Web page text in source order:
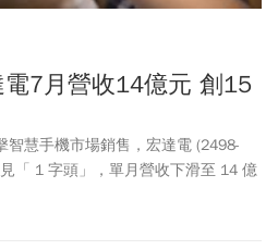
7月營收14億元 創15
智慧手機市場銷售，宏達電 (2498-
「 1 字頭」，單月營收下滑至 14 億
，寫下 2003 年 8 月以來、15 年新